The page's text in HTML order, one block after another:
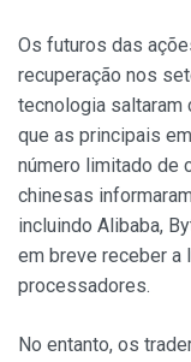
Os futuros das
recuperação nos
tecnologia saltaram
que as principais
número limitado de
chinesas
incluindo Alibaba,
em breve receber a
processadores.
No entanto, os